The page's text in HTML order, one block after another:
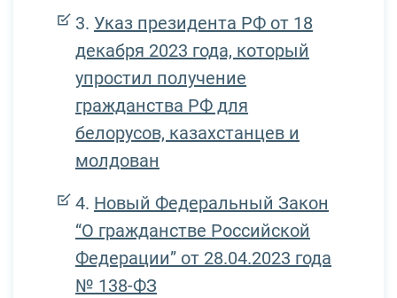
Указ президента РФ от 18
декабря 2023 года, который
упростил получение
гражданства РФ для
белорусов, казахстанцев и
молдован
Новый Федеральный Закон
“О гражданстве Российской
Федерации” от 28.04.2023 года
№ 138-ФЗ